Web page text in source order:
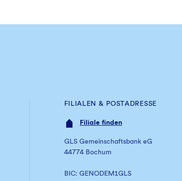
FILIALEN & POSTADRESSE
Filiale finden
GLS Gemeinschaftsbank eG
44774 Bochum
BIC: GENODEM1GLS